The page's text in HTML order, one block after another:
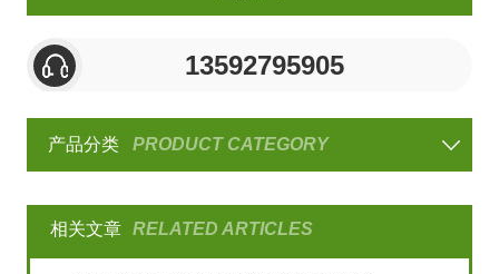
13592795905
产品分类 PRODUCT CATEGORY
相关文章 RELATED ARTICLES